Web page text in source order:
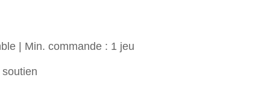
| Min. commande : 1 jeu